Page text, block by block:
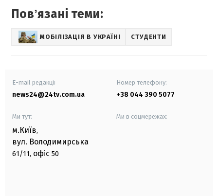
Повʼязані теми:
МОБІЛІЗАЦІЯ В УКРАЇНІ СТУДЕНТИ
E-mail редакції
news24@24tv.com.ua
Номер телефону:
+38 044 390 5077
Ми тут:
м.Київ,
вул. Володимирська
61/11, офіс 50
Ми в соцмережах: